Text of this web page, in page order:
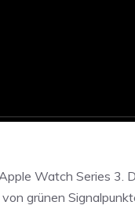
Watch Series 3.
grünen